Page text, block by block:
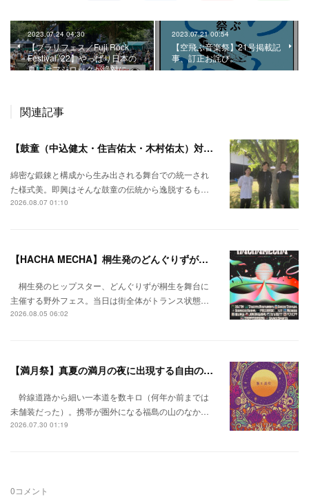
2023.07.24 04:30
【ブラリフェス／Fuji Rock
Festival ’22】やっぱり日本の
夏にはフジロックが絶対に…
2023.07.21 00:54
【空飛ぶ音楽祭】21号掲載記
事、訂正お詫び。
関連記事
【鼓童（中込健太・住吉佑太・木村佑太）対談】即興で得られる新たな感覚。
綿密な鍛錬と構成から生み出される舞台での統一され
た様式美。即興はそんな鼓童の伝統から逸脱するも…
2026.08.07 01:10
【HACHA MECHA】桐生発のどんぐりずが桐生をハチャメチャに彩る。
桐生発のヒップスター、どんぐりずが桐生を舞台に
主催する野外フェス。当日は街全体がトランス状態…
2026.08.05 06:02
【満月祭】真夏の満月の夜に出現する自由の桃源郷。
幹線道路から細い一本道を数キロ（何年か前までは
未舗装だった）。携帯が圏外になる福島の山のなか…
2026.07.30 01:19
0コメント